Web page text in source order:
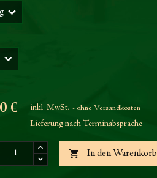
€ inkl. MwSt. ohne Versandkosten
Lieferung nach Terminabsprache
 In den Warenkorb